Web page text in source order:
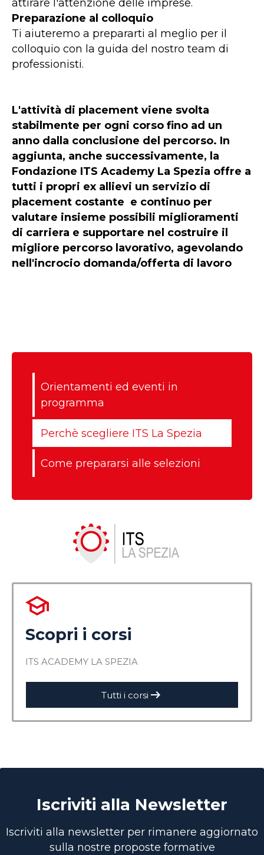
attirare l'attenzione delle imprese.
Preparazione al colloquio
Ti aiuteremo a prepararti al meglio per il
colloquio con la guida del nostro team di
professionisti.
L'attività di placement viene svolta
stabilmente per ogni corso fino ad un
anno dalla conclusione del percorso. In
aggiunta, anche successivamente, la
Fondazione ITS Academy La Spezia offre a
tutti i propri ex allievi un servizio di
placement costante e continuo per
valutare insieme possibili miglioramenti
di carriera e supportare nel costruire il
migliore percorso lavorativo, agevolando
nell'incrocio domanda/offerta di lavoro
Orientamenti ed eventi in
programma
Perchè scegliere ITS La Spezia
Come prepararsi alle selezioni
Scopri i corsi
ITS ACADEMY LA SPEZIA
Tutti i corsi arrow_right_alt
Iscriviti alla Newsletter
Iscriviti alla newsletter per rimanere aggiornato
sulla nostre proposte formative